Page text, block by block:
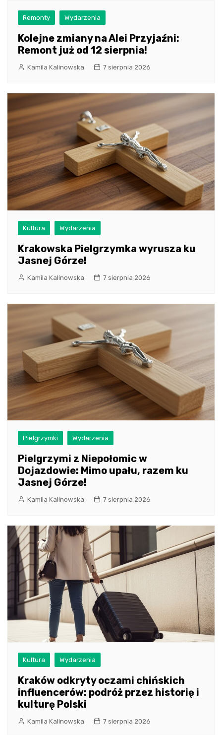
Remonty Wydarzenia
Kolejne zmiany na Alei Przyjaźni:
Remont już od 12 sierpnia!
Kamila Kalinowska 7 sierpnia 2026
Kultura Wydarzenia
Krakowska Pielgrzymka wyrusza ku
Jasnej Górze!
Kamila Kalinowska 7 sierpnia 2026
Pielgrzymki Wydarzenia
Pielgrzymi z Niepołomic w
Dojazdowie: Mimo upału, razem ku
Jasnej Górze!
Kamila Kalinowska 7 sierpnia 2026
Kultura Wydarzenia
Kraków odkryty oczami chińskich
influencerów: podróż przez historię i
kulturę Polski
Kamila Kalinowska 7 sierpnia 2026